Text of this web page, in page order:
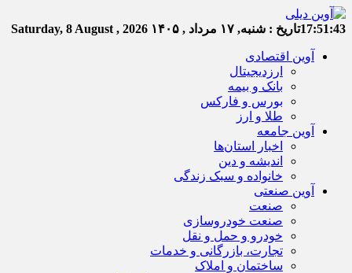
17:51:43تاریخ : شنبه, ۱۷ مرداد , ۱۴۰۵ Saturday, 8 August , 2026
آوین اقتصادی
ارزدیجیتال
بانک و بیمه
بورس و فارکس
طلا و ارز
آوین جامعه
اخبار استان‌ها
اندیشه و دین
خانواده و سبک زندگی
آوین صنعتی
صنعت
صنعت خودروسازی
خودرو و حمل و نقل
تجارت، بازرگانی و خدمات
ساختمان و املاک